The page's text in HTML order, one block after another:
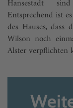
Hansestadt
Entsprechend ist
des Hauses,
Wilson noch
Alster verpflichten